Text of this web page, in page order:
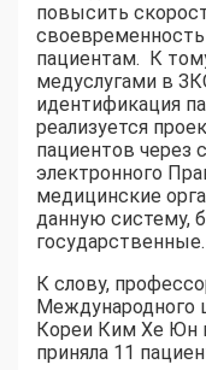
повысить
пациентам. К
медуслугами в
идентификация
реализуется
пациентов через
электронного
медицинские
данную систему,
государственные.
К слову,
Международного
Кореи Ким Хе Юн
приняла 11